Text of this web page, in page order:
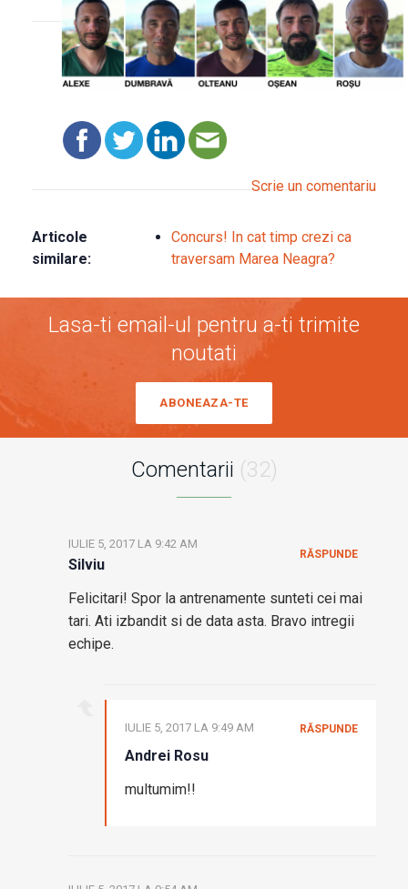
Scrie un comentariu
Articole
similare:
Concurs! In cat timp crezi ca
traversam Marea Neagra?
Lasa-ti email-ul pentru a-ti trimite
noutati
ABONEAZA-TE
Comentarii (32)
Silviu
IULIE 5, 2017 LA 9:42 AM
Felicitari! Spor la antrenamente sunteti cei mai
tari. Ati izbandit si de data asta. Bravo intregii
echipe.
RĂSPUNDE
Andrei Rosu
IULIE 5, 2017 LA 9:49 AM
multumim!!
RĂSPUNDE